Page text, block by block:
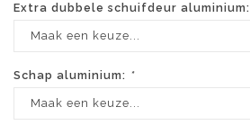
Extra dubbele schuifdeur aluminium:
Maak een keuze...
Schap aluminium: *
Maak een keuze...